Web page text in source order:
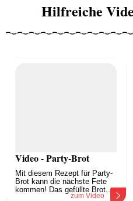
Hilfreiche
Video - Party-Brot
Mit diesem Rezept für Party-
Brot kann die nächste Fete
kommen! Das gefüllte Brot...
zum Video